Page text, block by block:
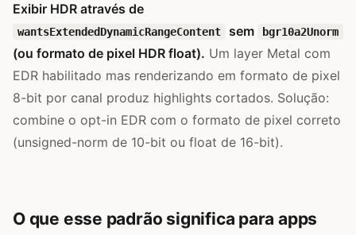
Exibir HDR através de
wantsExtendedDynamicRangeContent sem bgr10a2Unorm
(ou formato de pixel HDR float). Um layer Metal com
EDR habilitado mas renderizando em formato de pixel
8-bit por canal produz highlights cortados. Solução:
combine o opt-in EDR com o formato de pixel correto
(unsigned-norm de 10-bit ou float de 16-bit).
O que esse padrão significa para apps